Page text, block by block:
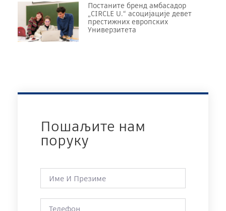
Постаните бренд амбасадор
„CIRCLE U.“ асоцијације девет
престижних европских
Универзитета
Пошаљите нам
поруку